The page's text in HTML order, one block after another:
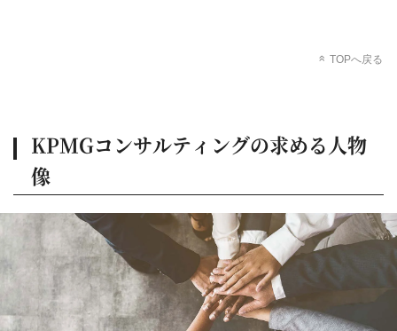
TOPへ戻る
KPMGコンサルティングの求める人物
像